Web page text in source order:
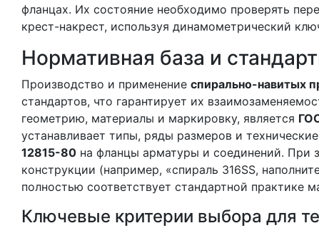
фланцах. Их состояние необходимо проверять
крест-накрест, используя динамометрический
Нормативная база и
Производство и применение спирально-навитых
стандартов, что гарантирует их
геометрию, материалы и маркировку, является
устанавливает типы, ряды размеров и
12815-80 на фланцы арматуры и соединений. При
конструкции (например, «спираль 316SS,
полностью соответствует стандартной практике
Ключевые критерии выбора для